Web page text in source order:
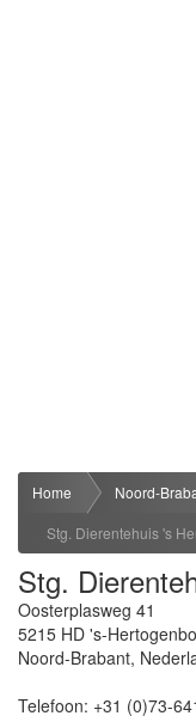
Home Noord-
Stg. Dierentehuis 's
Stg.
Oosterplasweg 41
5215 HD 's-
Noord-Brabant,
Telefoon: +31 (0)73-